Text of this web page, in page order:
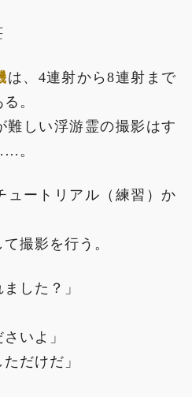
は、4連射から8連射まで
。
難しい浮游霊の撮影はす
。
ュートリアル（練習）か
撮影を行う。
した？」
いよ」
だけだ」